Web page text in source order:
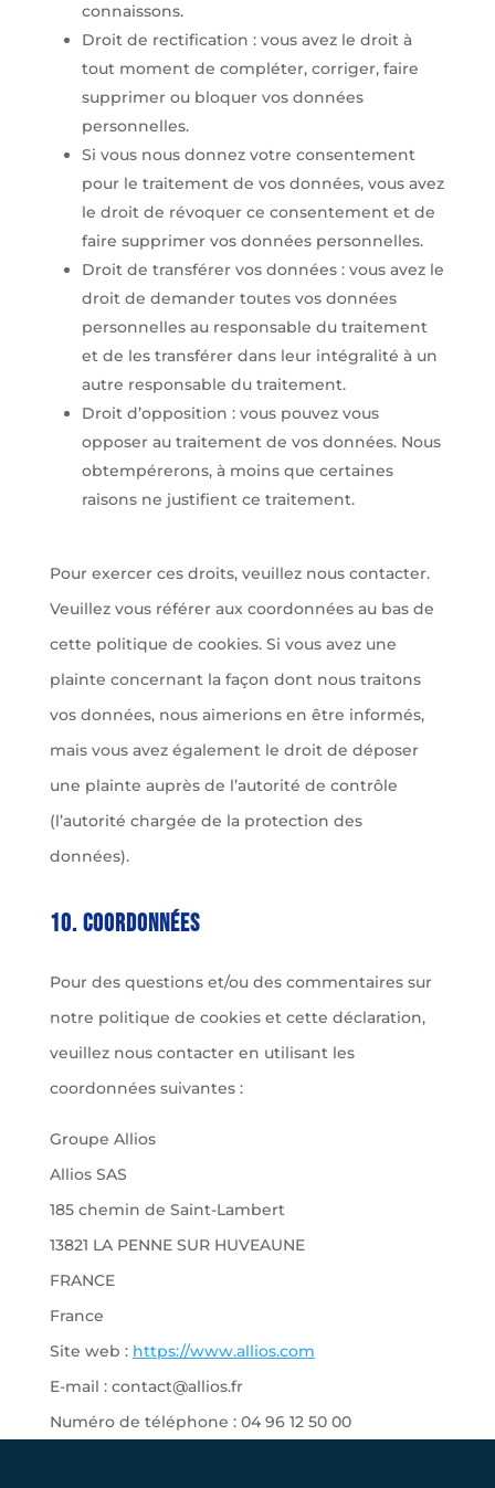
connaissons.
Droit de rectification : vous avez le droit à
tout moment de compléter, corriger, faire
supprimer ou bloquer vos données
personnelles.
Si vous nous donnez votre consentement
pour le traitement de vos données, vous avez
le droit de révoquer ce consentement et de
faire supprimer vos données personnelles.
Droit de transférer vos données : vous avez le
droit de demander toutes vos données
personnelles au responsable du traitement
et de les transférer dans leur intégralité à un
autre responsable du traitement.
Droit d’opposition : vous pouvez vous
opposer au traitement de vos données. Nous
obtempérerons, à moins que certaines
raisons ne justifient ce traitement.
Pour exercer ces droits, veuillez nous contacter.
Veuillez vous référer aux coordonnées au bas de
cette politique de cookies. Si vous avez une
plainte concernant la façon dont nous traitons
vos données, nous aimerions en être informés,
mais vous avez également le droit de déposer
une plainte auprès de l’autorité de contrôle
(l’autorité chargée de la protection des
données).
10. Coordonnées
Pour des questions et/ou des commentaires sur
notre politique de cookies et cette déclaration,
veuillez nous contacter en utilisant les
coordonnées suivantes :
Groupe Allios
Allios SAS
185 chemin de Saint-Lambert
13821 LA PENNE SUR HUVEAUNE
FRANCE
France
Site web : https://www.allios.com
E-mail : contact@allios.fr
Numéro de téléphone : 04 96 12 50 00